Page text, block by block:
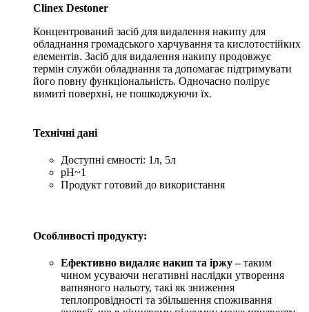
Clinex Destoner
Концентрований засіб для видалення накипу для
обладнання громадського харчування та кислотостійких
елементів. Засіб для видалення накипу продовжує
термін служби обладнання та допомагає підтримувати
його повну функціональність. Одночасно полірує
вимиті поверхні, не пошкоджуючи їх.
Технічні дані
Доступні ємності: 1л, 5л
pH~1
Продукт готовий до використання
Особливості продукту:
Ефективно видаляє накип та іржу –таким
чином усуваючи негативні наслідки утворення
вапняного нальоту, такі як зниження
теплопровідності та збільшення споживання